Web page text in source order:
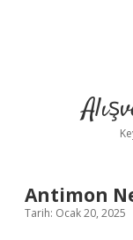
Antimon
Tarih: Ocak 20, 2025